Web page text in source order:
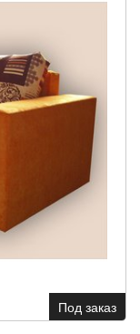
Под заказ